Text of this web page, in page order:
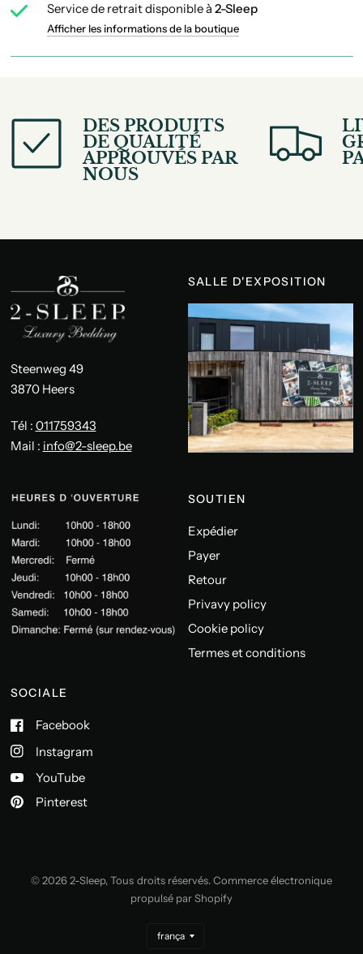
Service de retrait disponible à 2-Sleep
Afficher les informations de la boutique
DES PRODUITS
DE QUALITÉ
APPROUVÉS PAR
NOUS
Steenweg 49
3870 Heers
Tél : 011759343
Mail : info@2-sleep.be
SALLE D'EXPOSITION
SOUTIEN
Expédier
Payer
Retour
Privavy policy
Cookie policy
Termes et conditions
SOCIALE
Facebook
Instagram
YouTube
Pinterest
© 2026 2-Sleep, Tous droits réservés. Commerce électronique
propulsé par Shopify